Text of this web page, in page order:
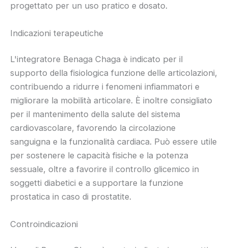
progettato per un uso pratico e dosato.
Indicazioni terapeutiche
L'integratore Benaga Chaga è indicato per il
supporto della fisiologica funzione delle articolazioni,
contribuendo a ridurre i fenomeni infiammatori e
migliorare la mobilità articolare. È inoltre consigliato
per il mantenimento della salute del sistema
cardiovascolare, favorendo la circolazione
sanguigna e la funzionalità cardiaca. Può essere utile
per sostenere le capacità fisiche e la potenza
sessuale, oltre a favorire il controllo glicemico in
soggetti diabetici e a supportare la funzione
prostatica in caso di prostatite.
Controindicazioni